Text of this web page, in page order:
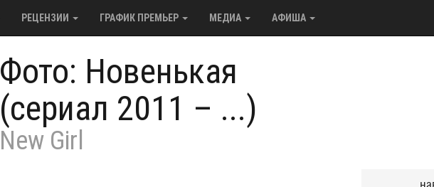
РЕЦЕНЗИИ ГРАФИК ПРЕМЬЕР МЕДИА АФИША
Фото: Новенькая
(сериал 2011 – ...)
New Girl